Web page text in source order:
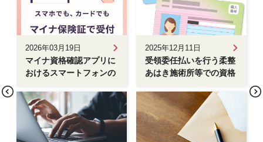
2026年03月19日
マイナ資格確認アプリに
おけるスマートフォンの
り機能の追加について
2025年12月11日
受領委任払いを行う柔整
あはき施術所等での資格